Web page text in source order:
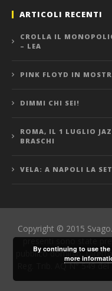
ARTICOLI RECENTI
CROLLA IL
– LEA
PINK FLOYD IN
DIMMI CHI SEI!
ROMA, IL 1 LUGLIO
BRASCHI
VELA: A NAPOLI LA
Copyright © 2015
pubblico dominio.
Reg. Trib. AQ N° 549
By continuing to use the
more